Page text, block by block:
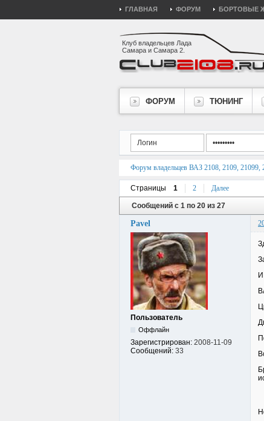
ГЛАВНАЯ ФОРУМ БОРТОВЫЕ
Клуб владельцев Лада
Самара и Самара 2.
ФОРУМ ТЮНИНГ
Форум владельцев ВАЗ 2108, 2109, 21099,
Страницы 1 2 Далее
Сообщений с 1 по 20 из 27
Pavel
Пользователь
Оффлайн
Зарегистрирован: 2008-11-09
Сообщений: 33